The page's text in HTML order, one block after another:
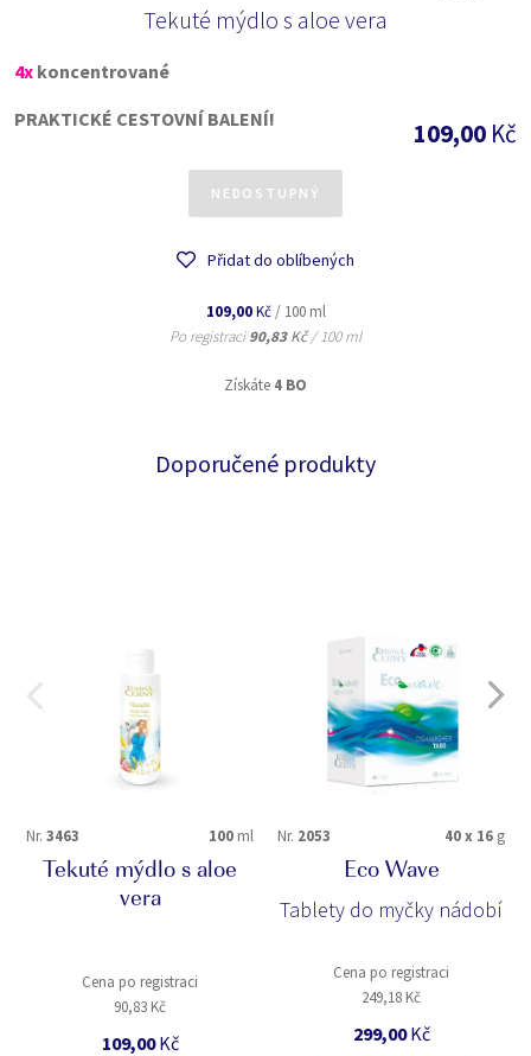
Tekuté mýdlo s aloe vera
4x koncentrované
PRAKTICKÉ CESTOVNÍ BALENÍ!
109,00 Kč
NEDOSTUPNÝ
Přidat do oblíbených
109,00Kč / 100 ml
Po registraci90,83Kč / 100 ml
Získáte 4 BO
Doporučené produkty
Nr. 3463 100 ml
Tekuté mýdlo s aloe
vera
Cena po registraci
90,83 Kč
109,00Kč
Nr. 2053 40 x 16 g
Eco Wave
Tablety do myčky nádobí
Cena po registraci
249,18 Kč
299,00Kč